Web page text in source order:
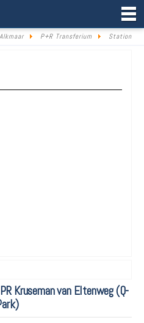
P+R Transferium Station
Kruseman van Eltenweg (Q-